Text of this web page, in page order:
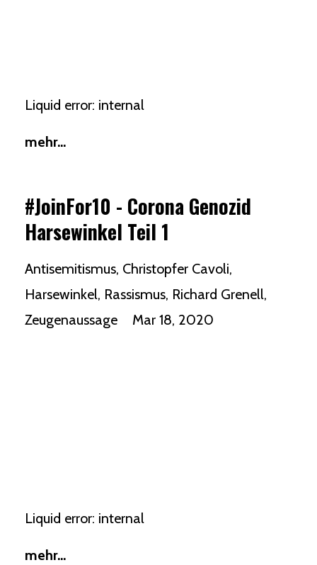
Liquid error: internal
mehr...
#JoinFor10 - Corona Genozid
Harsewinkel Teil 1
Antisemitismus Christopfer Cavoli
Harsewinkel Rassismus Richard Grenell
Zeugenaussage
Mar 18, 2020
Liquid error: internal
mehr...